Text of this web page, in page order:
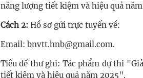
năng lượng tiết kiệm và hiệu quả
Cách 2: Hồ sơ gửi trực tuyến về:
Email: bnvtt.hnb@gmail.com.
Tiêu đề thư ghi: Tác phẩm dự thi
tiết kiệm và hiệu quả năm 2025".